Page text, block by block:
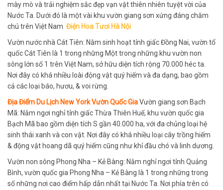
mày mò và trải nghiệm sắc đẹp vạn vật thiên nhiên tuyệt vời của
Nước Ta. Dưới đó là một vài khu vườn giang sơn xứng đáng chăm
chú trên Việt Nam Điện Hoa Tươi Hà Nội
Vườn nước nhà Cát Tiên: Nằm sinh hoạt tỉnh giấc Đồng Nai, vườn tổ
quốc Cát Tiên là 1 trong những Một trong những khu vườn non
sông lớn số 1 trên Việt Nam, sở hữu diện tích rộng 70.000 héc ta.
Nơi đây có khá nhiều loài động vật quý hiếm và đa dạng, bao gồm
cả các loại báo, hươu, & voi rừng.
Địa Điểm Du Lịch New York Vườn Quốc GiaVườn giang sơn Bạch
Mã: Nằm ngơi nghỉ tỉnh giấc Thừa Thiên Huế, khu vườn quốc gia
Bạch Mã bao gồm diện tích S gần 40.000 ha, với đa chủng loại hệ
sinh thái xanh và con vật. Nơi đây có khá nhiều loại cây trồng hiếm
& động vật hoang dã quý hiếm cũng như khỉ đầu chó và linh dương.
Vườn non sông Phong Nha – Kẻ Bàng: Nằm nghỉ ngơi tỉnh Quảng
Bình, vườn quốc gia Phong Nha – Kẻ Bàng là 1 trong những trong
số những nơi cao điểm hấp dẫn nhất tại Nước Ta. Nơi phía trên có